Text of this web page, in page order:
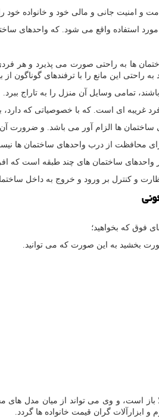
و امنیت جانی و مالی خود و خانواده خود
استفاده واقع می شود. که واحدهای
ها به راحتی صورت می پذیرد و هر
این مانع را با ترفندهای گوناگون از
تمامی وسایل آن منزل را به تاراج ببرد.
غریبه ای است. که با خصوصیاتی که دارد،
ساختمان ها الزام آور می باشد. و ضرورت
محافظت از درب واحدهای ساختمان ها
واحدهای ساختمان های چند طبقه است که
کنترل بر ورود و خروج به داخل
فوق که بخواهید؛
بخشید به این صورت که می توانید.
است، و وی می تواند از میان مدل های
ابزارآلات گران قیمت خانواده ها گردد.